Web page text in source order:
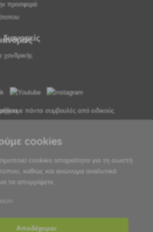
προσφορά
χονδρικής
πάντα συμβουλές από ειδικούς
24 ωρών από Δευτέρα έως Παρασκευή
cookies
cookies απαραίτητα για τη σωστή
καθώς και ανώνυμα αναλυτικά
τα απορρίψετε.
Αποδέχομαι